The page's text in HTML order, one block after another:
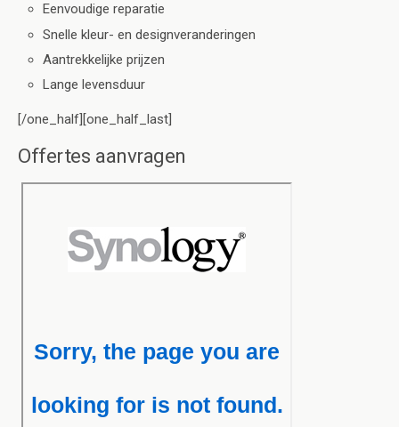
Eenvoudige reparatie
Snelle kleur- en designveranderingen
Aantrekkelijke prijzen
Lange levensduur
[/one_half][one_half_last]
Offertes aanvragen